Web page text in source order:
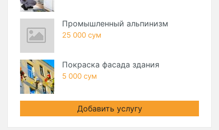
Промышленный альпинизм
25 000 сум
Покраска фасада здания
5 000 сум
Добавить услугу